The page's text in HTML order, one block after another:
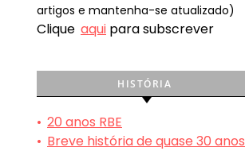
artigos e mantenha-se atualizado)
Clique aqui para subscrever
HISTÓRIA
• 20 anos RBE
• Breve história de quase 30 anos